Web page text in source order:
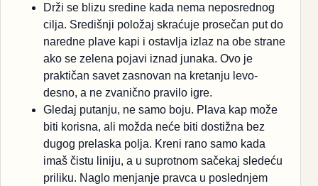
Drži se blizu sredine kada nema neposrednog
cilja. Središnji položaj skraćuje prosečan put do
naredne plave kapi i ostavlja izlaz na obe strane
ako se zelena pojavi iznad junaka. Ovo je
praktičan savet zasnovan na kretanju levo-
desno, a ne zvanično pravilo igre.
Gledaj putanju, ne samo boju. Plava kap može
biti korisna, ali možda neće biti dostižna bez
dugog prelaska polja. Kreni rano samo kada
imaš čistu liniju, a u suprotnom sačekaj sledeću
priliku. Naglo menjanje pravca u poslednjem